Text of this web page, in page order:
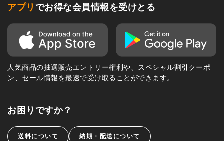
アプリ でお得な会員情報を受けとる
人気商品の抽選販売エントリー権利や、スペシャル割引クーポ
ン、セール情報を最速で受け取ることができます。
お困りですか？
送料について 納期・配送について